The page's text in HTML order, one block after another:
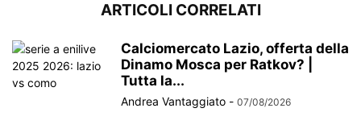
ARTICOLI CORRELATI
Calciomercato Lazio, offerta della
Dinamo Mosca per Ratkov? |
Tutta la...
Andrea Vantaggiato - 07/08/2026